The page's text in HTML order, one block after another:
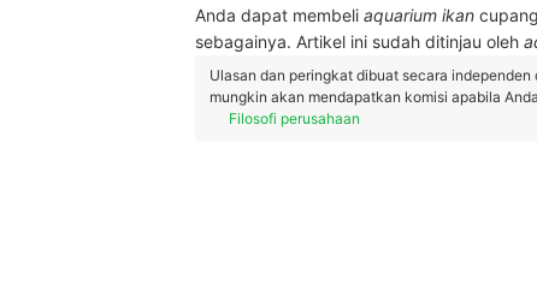
Anda dapat membeli aquarium ikan
sebagainya. Artikel ini sudah ditinjau oleh
Ulasan dan peringkat dibuat secara
mungkin akan mendapatkan komisi apabila
Filosofi perusahaan